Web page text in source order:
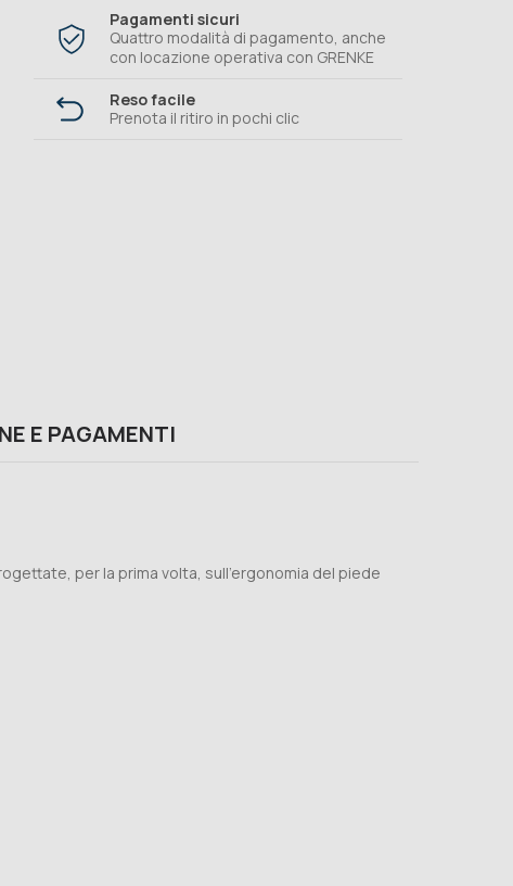
Pagamenti sicuri
Quattro modalità di pagamento, anche
con locazione operativa con GRENKE
Reso facile
Prenota il ritiro in pochi clic
E PAGAMENTI
per la prima volta, sull'ergonomia del piede